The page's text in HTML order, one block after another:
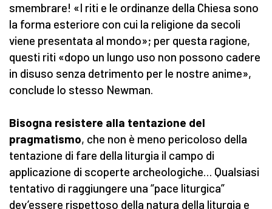
smembrare! «I riti e le ordinanze della Chiesa sono
la forma esteriore con cui la religione da secoli
viene presentata al mondo»; per questa ragione,
questi riti «dopo un lungo uso non possono cadere
in disuso senza detrimento per le nostre anime»,
conclude lo stesso Newman.
Bisogna resistere alla tentazione del
pragmatismo, che non è meno pericoloso della
tentazione di fare della liturgia il campo di
applicazione di scoperte archeologiche… Qualsiasi
tentativo di raggiungere una “pace liturgica”
dev’essere rispettoso della natura della liturgia e